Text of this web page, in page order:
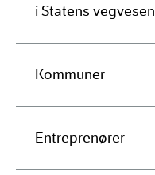
i Statens vegvesen
Kommuner
Entreprenører